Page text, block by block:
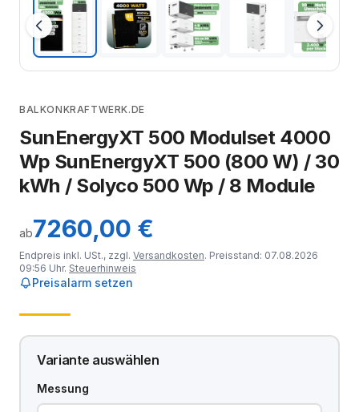
BALKONKRAFTWERK.DE
SunEnergyXT 500 Modulset 4000
Wp SunEnergyXT 500 (800 W) / 30
kWh / Solyco 500 Wp / 8 Module
ab7260,00 €
Endpreis inkl. USt., zzgl. Versandkosten. Preisstand: 07.08.2026
09:56 Uhr. Steuerhinweis
Preisalarm setzen
Variante auswählen
Messung